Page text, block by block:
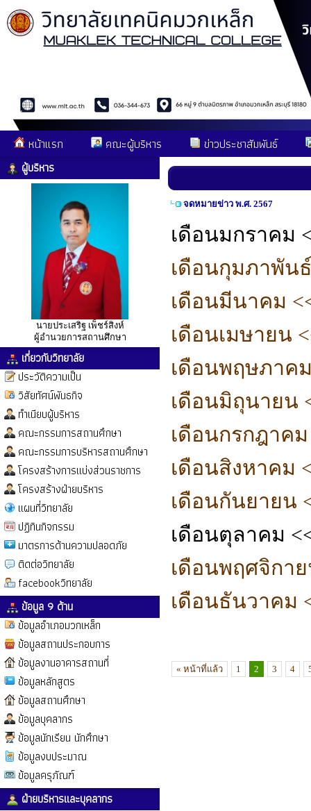
หน้าแรก คณะผู้บริหาร ข่าวประชาสัมพันธ์
ผู้บริหาร
นายประเสริฐ เพ็ชร์สิงห์
ผู้อำนวยการสถานศึกษา
เกี่ยวกับวิทยาลัย
ประวัติความเป็น
วิสัยทัศน์พันธกิจ
ทำเนียบผู้บริหาร
คณะกรรมการสถานศึกษา
คณะกรรมการบริหารสถานศึกษา
โครงสร้างการแบ่งส่วนราชการ
โครงสร้างฝ่ายบริหาร
แผนที่วิทยาลัย
ปฏิทินกิจกรรม
มาตรการด้านความปลอดภัย
ติดต่อวิทยาลัย
facebookวิทยาลัย
ข้อมูล 9 ด้าน
ข้อมูลอำเภอมวกเหล็ก
ข้อมูลสถานประกอบการ
ข้อมูลงานอาคารสถานที่
ข้อมูลหลักสูตร
ข้อมูลสถานศึกษา
ข้อมูลบุคลากร
ข้อมูลนักเรียน นักศึกษา
ข้อมูลงบประมาณ
ข้อมูลครุภัณฑ์
ฝ่ายบริหารและบุคลากร
จดหมายข่าว พ.ศ. 2567
เดือนมกราคม
เดือนกุมภาพัน
เดือนมีนาคม
เดือนเมษายน
เดือนพฤษภาค
เดือนมิถุนายน
เดือนกรกฎาค
เดือนสิงหาคม
เดือนกันยายน
เดือนตุลาคม
เดือนพฤศจิกา
เดือนธันวาคม
« หน้าที่แล้ว 1 2 3 4